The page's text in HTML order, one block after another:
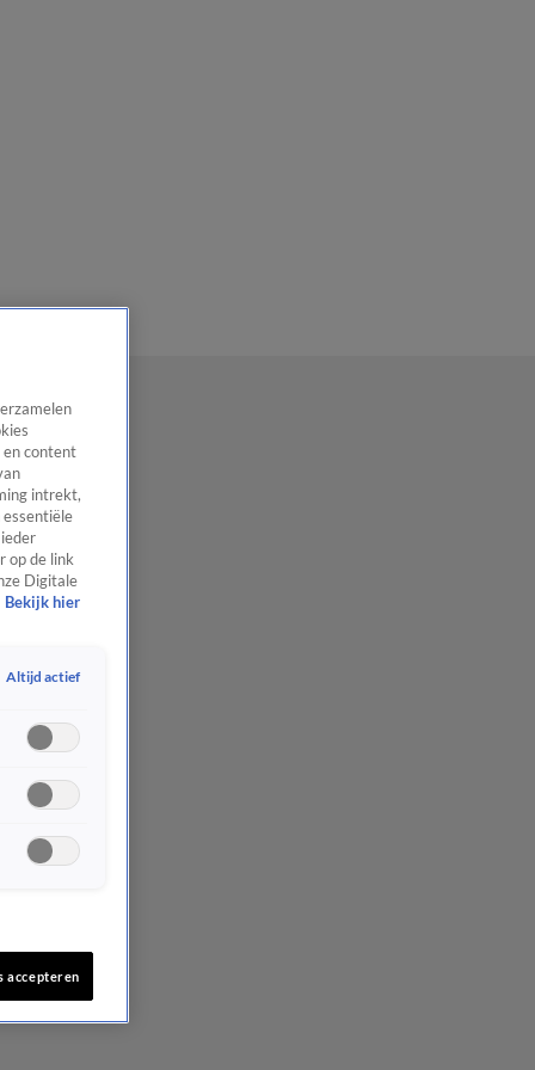
en content
intrekt,
op de link
Digitale
Bekijk hier
Altijd actief
accepteren